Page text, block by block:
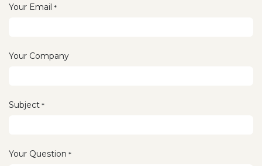
Your Email *
Your Company
Subject *
Your Question *